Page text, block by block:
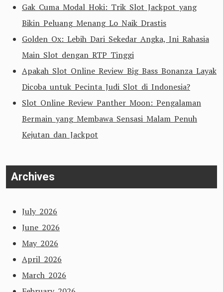
Gak Cuma Modal Hoki: Trik Slot Jackpot yang
Bikin Peluang Menang Lo Naik Drastis
Golden Ox: Lebih Dari Sekedar Angka, Ini Rahasia
Main Slot dengan RTP Tinggi
Apakah Slot Online Review Big Bass Bonanza Layak
Dicoba untuk Pecinta Judi Slot di Indonesia?
Slot Online Review Panther Moon: Pengalaman
Bermain yang Membawa Sensasi Malam Penuh
Kejutan dan Jackpot
Archives
July 2026
June 2026
May 2026
April 2026
March 2026